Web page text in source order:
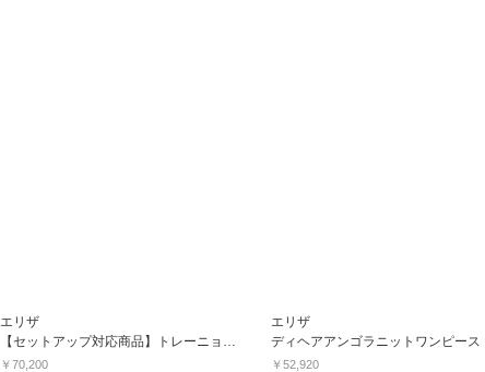
エリザ
【セットアップ対応商品】トレーニョウーステッド
￥70,200
エリザ
ディヘアアンゴラニットワンピース
￥52,920